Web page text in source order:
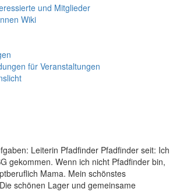
und Mitglieder
Wiki
für Veranstaltungen
Leiterin Pfadfinder Pfadfinder seit: Ich
gekommen. Wenn ich nicht Pfadfinder bin,
Mama. Mein schönstes
schönen Lager und gemeinsame